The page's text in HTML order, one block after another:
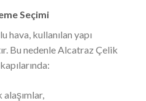
Seçimi
hava, kullanılan yapı
Bu nedenle Alcatraz Çelik
alaşımlar,